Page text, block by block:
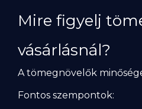
Mire figyelj
vásárlásnál?
A tömegnövelők
Fontos szempontok: